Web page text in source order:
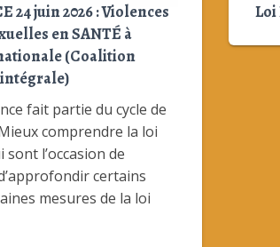
24 juin 2026 : Violences
en SANTÉ à
(Coalition
fait partie du cycle de
comprendre la loi
l’occasion de
certains
mesures de la loi
Loi